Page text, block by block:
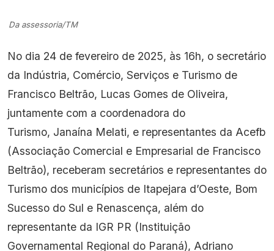
Da assessoria/TM
No dia 24 de fevereiro de 2025, às 16h, o secretário
da Indústria, Comércio, Serviços e Turismo de
Francisco Beltrão, Lucas Gomes de Oliveira,
juntamente com a coordenadora do
Turismo, Janaína Melati, e representantes da Acefb
(Associação Comercial e Empresarial de Francisco
Beltrão), receberam secretários e representantes do
Turismo dos municípios de Itapejara d’Oeste, Bom
Sucesso do Sul e Renascença, além do
representante da IGR PR (Instituição
Governamental Regional do Paraná), Adriano